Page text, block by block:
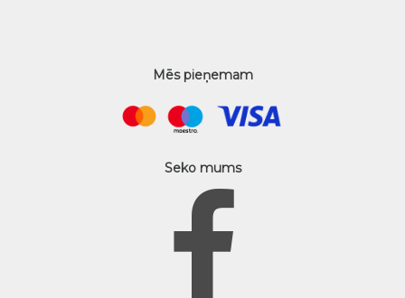
Mēs pieņemam
Seko mums